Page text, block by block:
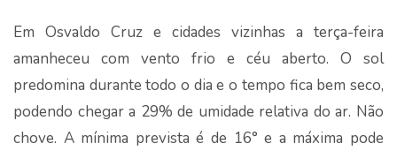
Em Osvaldo Cruz e cidades vizinhas a terça-feira
amanheceu com vento frio e céu aberto. O sol
predomina durante todo o dia e o tempo fica bem seco,
podendo chegar a 29% de umidade relativa do ar. Não
chove. A mínima prevista é de 16° e a máxima pode